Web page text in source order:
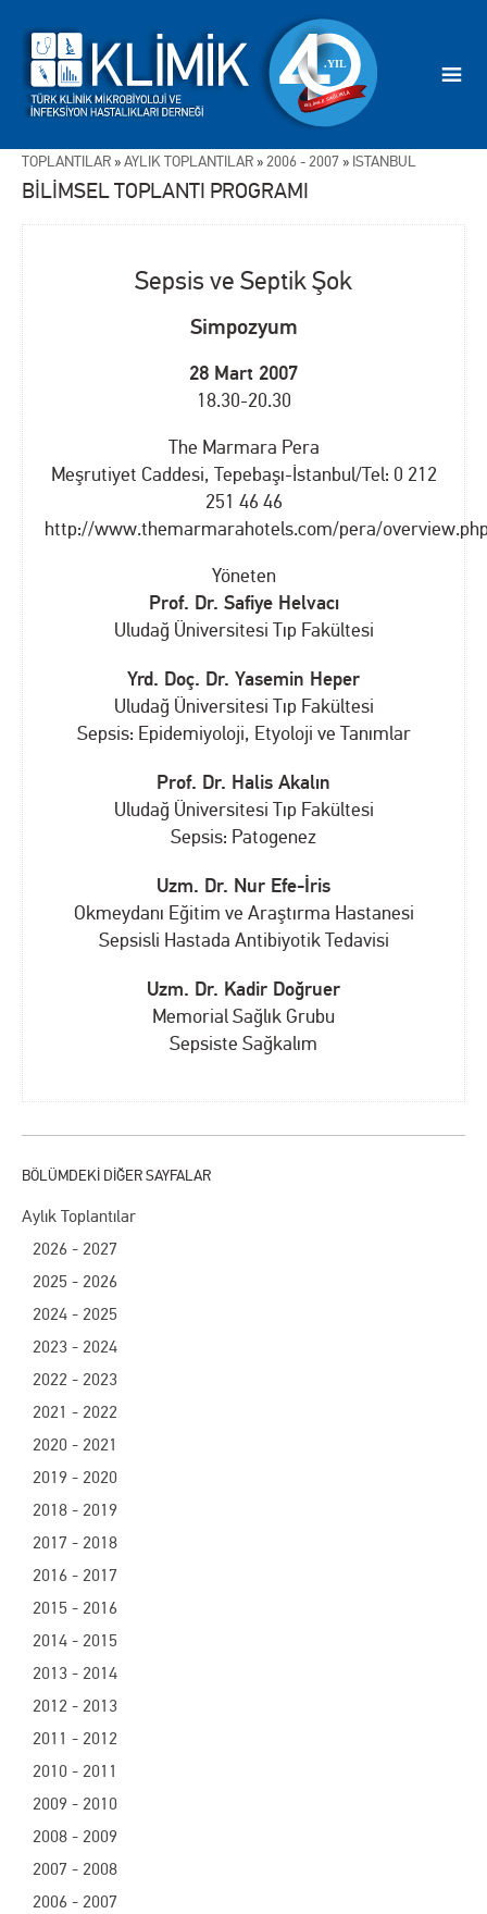
Aylık Toplantılar
2026 - 2027
2025 - 2026
2024 - 2025
2023 - 2024
2022 - 2023
2021 - 2022
2020 - 2021
2019 - 2020
2018 - 2019
2017 - 2018
2016 - 2017
2015 - 2016
2014 - 2015
2013 - 2014
2012 - 2013
2011 - 2012
2010 - 2011
2009 - 2010
2008 - 2009
2007 - 2008
2006 - 2007
TOPLANTILAR »AYLIK TOPLANTILAR »2006 - 2007 » İSTANBUL
BİLİMSEL TOPLANTI PROGRAMI
Sepsis ve Septik Şok
Simpozyum
28 Mart 2007
18.30-20.30
The Marmara Pera
Meşrutiyet Caddesi, Tepebaşı-İstanbul/Tel: 0 212
251 46 46
http://www.themarmarahotels.com/pera/
Yöneten
Prof. Dr. Safiye Helvacı
Uludağ Üniversitesi Tıp Fakültesi
Yrd. Doç. Dr. Yasemin Heper
Uludağ Üniversitesi Tıp Fakültesi
Sepsis: Epidemiyoloji, Etyoloji ve Tanımlar
Prof. Dr. Halis Akalın
Uludağ Üniversitesi Tıp Fakültesi
Sepsis: Patogenez
Uzm. Dr. Nur Efe-İris
Okmeydanı Eğitim ve Araştırma Hastanesi
Sepsisli Hastada Antibiyotik Tedavisi
Uzm. Dr. Kadir Doğruer
Memorial Sağlık Grubu
Sepsiste Sağkalım